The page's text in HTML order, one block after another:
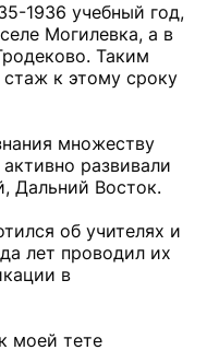
1936 учебный год,
Могилевка, а в
Таким
к этому сроку
множеству
развивали
Дальний Восток.
об учителях и
лет проводил их
в
моей тете